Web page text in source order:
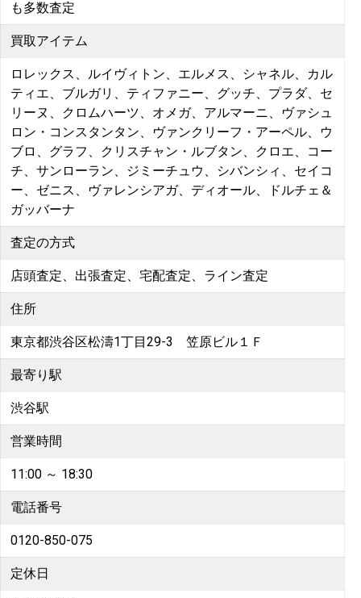
も多数査定
買取アイテム
ロレックス、ルイヴィトン、エルメス、シャネル、カル
ティエ、ブルガリ、ティファニー、グッチ、プラダ、セ
リーヌ、クロムハーツ、オメガ、アルマーニ、ヴァシュ
ロン・コンスタンタン、ヴァンクリーフ・アーペル、ウ
ブロ、グラフ、クリスチャン・ルブタン、クロエ、コー
チ、サンローラン、ジミーチュウ、シバンシィ、セイコ
ー、ゼニス、ヴァレンシアガ、ディオール、ドルチェ＆
ガッバーナ
査定の方式
店頭査定、出張査定、宅配査定、ライン査定
住所
東京都渋谷区松濤1丁目29-3 笠原ビル１Ｆ
最寄り駅
渋谷駅
営業時間
11:00 ～ 18:30
電話番号
0120-850-075
定休日